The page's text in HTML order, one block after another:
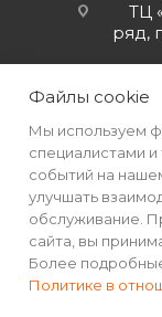
ТЦ
ряд,
2026 © Интернет-
Файлы cookie
Мы используем
специалистами и
событий на
улучшать
обслуживание.
сайта, вы
Более
Политике в